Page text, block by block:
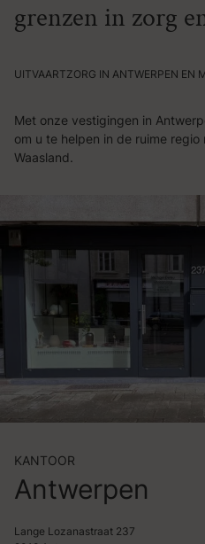
UITVAARTZORG IN ANTWERPEN EN
grenzen in zorg
Met onze vestigingen in
om u te helpen in de ruime
Waasland.
KANTOOR
Antwerpen
Lange Lozanastraat 237